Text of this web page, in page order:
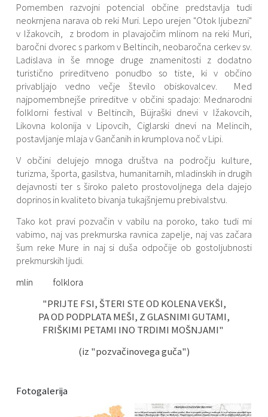
Pomemben razvojni potencial občine predstavlja tudi
neokrnjena narava ob reki Muri. Lepo urejen "Otok ljubezni"
v Ižakovcih, z brodom in plavajočim mlinom na reki Muri,
baročni dvorec s parkom v Beltincih, neobaročna cerkev sv.
Ladislava in še mnoge druge znamenitosti z dodatno
turistično prireditveno ponudbo so tiste, ki v občino
privabljajo vedno večje število obiskovalcev. Med
najpomembnejše prireditve v občini spadajo: Mednarodni
folklorni festival v Beltincih, Büjraški dnevi v Ižakovcih,
Likovna kolonija v Lipovcih, Ciglarski dnevi na Melincih,
postavljanje mlaja v Gančanih in krumplova noč v Lipi.
V občini delujejo mnoga društva na področju kulture,
turizma, športa, gasilstva, humanitarnih, mladinskih in drugih
dejavnosti ter s široko paleto prostovoljnega dela dajejo
doprinos in kvaliteto bivanja tukajšnjemu prebivalstvu.
Tako kot pravi pozvačin v vabilu na poroko, tako tudi mi
vabimo, naj vas prekmurska ravnica zapelje, naj vas začara
šum reke Mure in naj si duša odpočije ob gostoljubnosti
prekmurskih ljudi.
mlin
folklora
"PRIJTE FSI, ŠTERI STE OD KOLENA VEKŠI,
PA OD PODPLATA MEŠI, Z GLASNIMI GUTAMI,
FRIŠKIMI PETAMI INO TRDIMI MOŠNJAMI"
(iz "pozvačinovega guča")
Fotogalerija